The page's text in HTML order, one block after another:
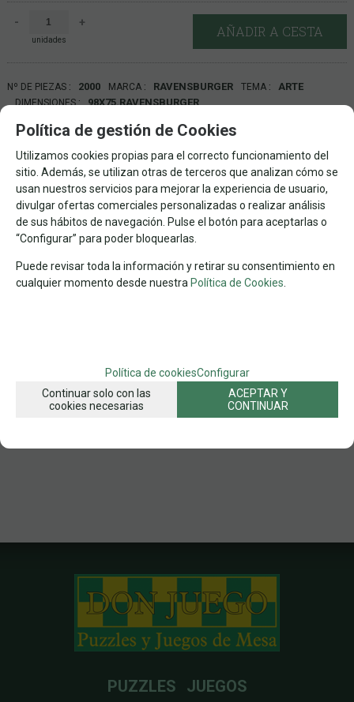
-
unidades
+
AÑADIR A CESTA
Nº DE PIEZAS 2000 MARCA RAVENSBURGER TEMA ARTE
DIMENSIONES 98X75.RAVENSBURGER
FAMILIAS RELACIONADAS
PUZZLES POR MARCAS
PUZZLES POR Nº DE PIEZAS
PUZZLES DE ARTE PUZZLES VARIAS CATEGORIAS
RAVENSBURGER 2.000 PZAS AUTORES
AUTORES Y COLECCIONES
2.000 PZAS ARTE PUZZLES
SOLICITAR MÁS INFO RECOMENDAR
PUZZLES JUEGOS
Política de gestión de Cookies
Utilizamos cookies propias para el correcto funcionamiento del
sitio. Además, se utilizan otras de terceros que analizan cómo se
usan nuestros servicios para mejorar la experiencia de usuario,
divulgar ofertas comerciales personalizadas o realizar análisis
de sus hábitos de navegación. Pulse el botón para aceptarlas o
“Configurar” para poder bloquearlas.
Puede revisar toda la información y retirar su consentimiento en
cualquier momento desde nuestra Política de Cookies
Política de cookiesConfigurar
Continuar solo con las
cookies necesarias
ACEPTAR Y
CONTINUAR